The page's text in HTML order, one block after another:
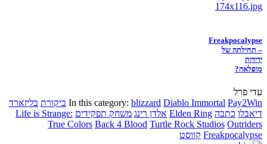
Freakpocalypse
– תחילתה של
ידידות
מופלאה?
עדי פרל
In this category: blizzard Diablo Immortal Pay2Win ביקורת בליזארד
דיאבלו כתבה Elden Ring אלדן רינג משחק תפקידים Life is Strange:
True Colors Back 4 Blood Turtle Rock Studios Outriders
Freakpocalypse קווסט